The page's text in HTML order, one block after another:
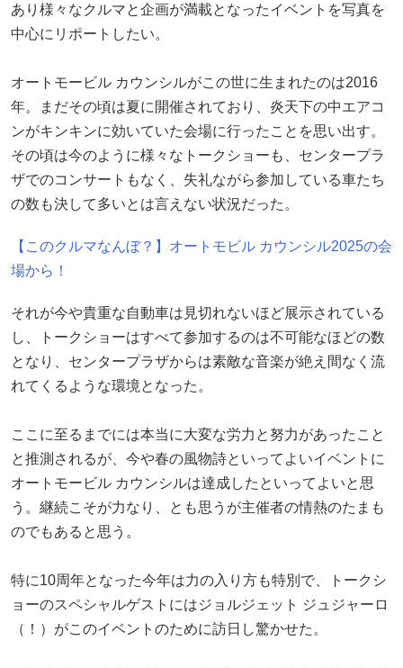
あり様々なクルマと企画が満載となったイベントを写真を
中心にリポートしたい。
オートモービル カウンシルがこの世に生まれたのは2016
年。まだその頃は夏に開催されており、炎天下の中エアコ
ンがキンキンに効いていた会場に行ったことを思い出す。
その頃は今のように様々なトークショーも、センタープラ
ザでのコンサートもなく、失礼ながら参加している車たち
の数も決して多いとは言えない状況だった。
【このクルマなんぼ？】オートモビル カウンシル2025の会
場から！
それが今や貴重な自動車は見切れないほど展示されている
し、トークショーはすべて参加するのは不可能なほどの数
となり、センタープラザからは素敵な音楽が絶え間なく流
れてくるような環境となった。
ここに至るまでには本当に大変な労力と努力があったこと
と推測されるが、今や春の風物詩といってよいイベントに
オートモービル カウンシルは達成したといってよいと思
う。継続こそが力なり、とも思うが主催者の情熱のたまも
のでもあると思う。
特に10周年となった今年は力の入り方も特別で、トークシ
ョーのスペシャルゲストにはジョルジェット ジュジャーロ
（！）がこのイベントのために訪日し驚かせた。